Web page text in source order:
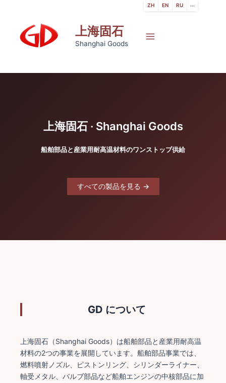
上海固石
Shanghai Goods
上海固石 · Shanghai Goods
船舶部品と産業用耐高温材料のワンストップ供給
すべての製品を見る →
GD について
上海固石（Shanghai Goods）は船舶部品と産業用耐高温
材料の2つの事業を展開しています。船舶部品事業では、
燃料噴射ノズル、ピストンリング、シリンダーライナー、
軸受メタル、バルブ部品など船舶エンジンの中核部品に加
ZH EN RU ···